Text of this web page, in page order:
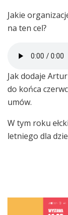
Jakie
na ten cel?
Jak dodaje
do końca
umów.
W tym roku
letniego dla